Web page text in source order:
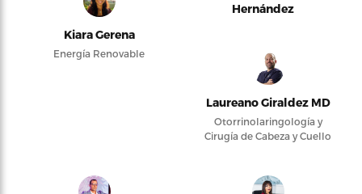
Kiara Gerena
Energía Renovable
Hernández
Laureano Giraldez MD
Otorrinolaringología y
Cirugía de Cabeza y Cuello